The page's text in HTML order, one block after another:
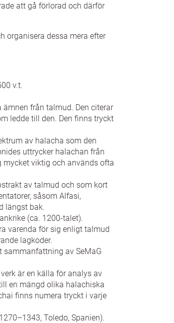
att gå förlorad och därför
organisera dessa mera efter
v.t.
från talmud. Den citerar
ledde till den. Den finns tryckt
av halacha som den
uttrycker halachan från
mycket viktig och används ofta
av talmud och som kort
såsom Alfasi,
längst bak.
(ca. 1200-talet).
varenda för sig enligt talmud
lagkoder.
sammanfattning av SeMaG
är en källa för analys av
en mängd olika halachiska
finns numera tryckt i varje
Toledo, Spanien).